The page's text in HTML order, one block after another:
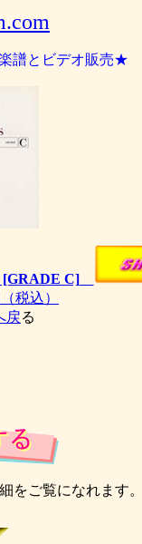
譜とビデオ販売★
[GRADE C]
税込）
戻る
をご覧になれます。